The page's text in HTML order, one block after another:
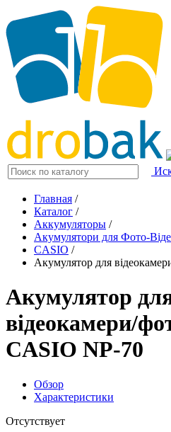
Главная /
Каталог /
Аккумуляторы /
Акумулятори для Фото-
CASIO /
Акумулятор для
Акумулятор
відеокамери/
CASIO NP-70
Обзор
Характеристики
Отсутствует